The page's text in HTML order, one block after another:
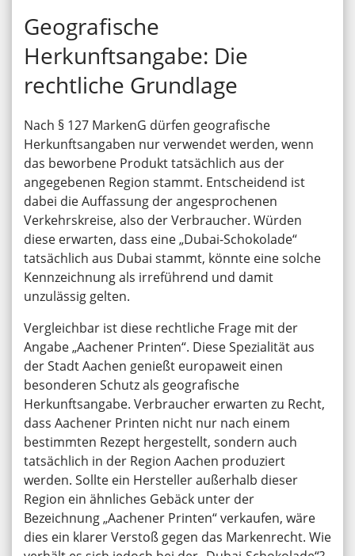
Geografische
Herkunftsangabe: Die
rechtliche Grundlage
Nach § 127 MarkenG dürfen geografische
Herkunftsangaben nur verwendet werden, wenn
das beworbene Produkt tatsächlich aus der
angegebenen Region stammt. Entscheidend ist
dabei die Auffassung der angesprochenen
Verkehrskreise, also der Verbraucher. Würden
diese erwarten, dass eine „Dubai-Schokolade“
tatsächlich aus Dubai stammt, könnte eine solche
Kennzeichnung als irreführend und damit
unzulässig gelten.
Vergleichbar ist diese rechtliche Frage mit der
Angabe „Aachener Printen“. Diese Spezialität aus
der Stadt Aachen genießt europaweit einen
besonderen Schutz als geografische
Herkunftsangabe. Verbraucher erwarten zu Recht,
dass Aachener Printen nicht nur nach einem
bestimmten Rezept hergestellt, sondern auch
tatsächlich in der Region Aachen produziert
werden. Sollte ein Hersteller außerhalb dieser
Region ein ähnliches Gebäck unter der
Bezeichnung „Aachener Printen“ verkaufen, wäre
dies ein klarer Verstoß gegen das Markenrecht. Wie